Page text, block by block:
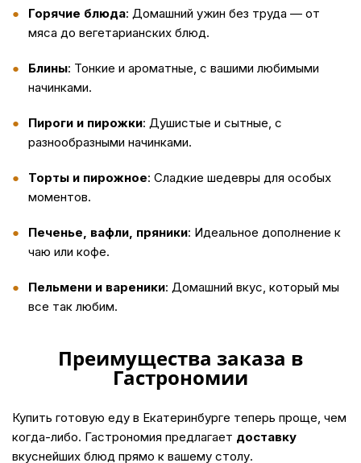
Горячие блюда: Домашний ужин без труда — от
мяса до вегетарианских блюд.
Блины: Тонкие и ароматные, с вашими любимыми
начинками.
Пироги и пирожки: Душистые и сытные, с
разнообразными начинками.
Торты и пирожное: Сладкие шедевры для особых
моментов.
Печенье, вафли, пряники: Идеальное дополнение к
чаю или кофе.
Пельмени и вареники: Домашний вкус, который мы
все так любим.
Преимущества заказа в
Гастрономии
Купить готовую еду в Екатеринбурге теперь проще, чем
когда-либо. Гастрономия предлагает доставку
вкуснейших блюд прямо к вашему столу.